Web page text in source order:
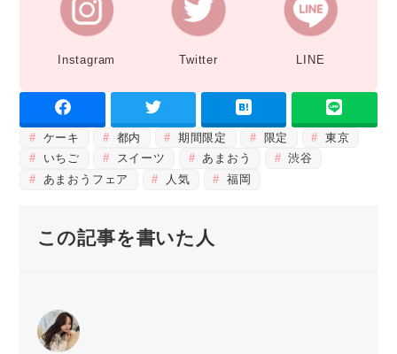
Instagram Twitter LINE
ケーキ 都内 期間限定 限定
東京
いちご
スイーツ あまおう
渋谷
あまおうフェア
人気 福岡
この記事を書いた人